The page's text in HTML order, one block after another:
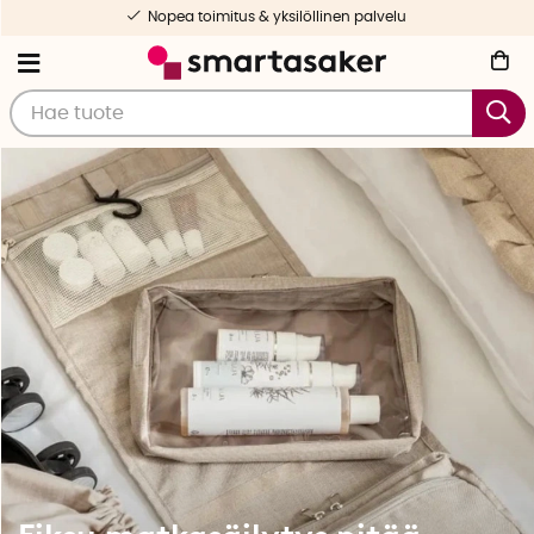
Valikoituja ja testattuja tuotteita